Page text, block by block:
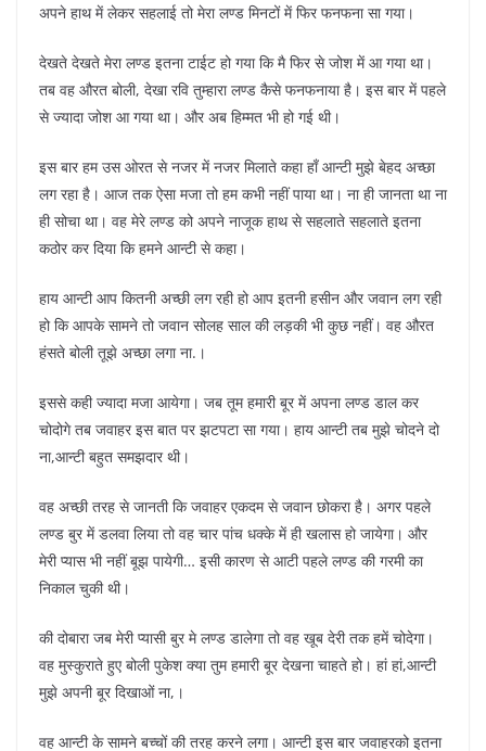
अपने हाथ में लेकर सहलाई तो मेरा लण्ड मिनटों में फिर फनफना सा गया।
देखते देखते मेरा लण्ड इतना टाईट हो गया कि मै फिर से जोश में आ गया था।
तब वह औरत बोली, देखा रवि तुम्हारा लण्ड कैसे फनफनाया है। इस बार में पहले
से ज्यादा जोश आ गया था। और अब हिम्मत भी हो गई थी।
इस बार हम उस ओरत से नजर में नजर मिलाते कहा हाँ आन्टी मुझे बेहद अच्छा
लग रहा है। आज तक ऐसा मजा तो हम कभी नहीं पाया था। ना ही जानता था ना
ही सोचा था। वह मेरे लण्ड को अपने नाजूक हाथ से सहलाते सहलाते इतना
कठोर कर दिया कि हमने आन्टी से कहा।
हाय आन्टी आप कितनी अच्छी लग रही हो आप इतनी हसीन और जवान लग रही
हो कि आपके सामने तो जवान सोलह साल की लड़की भी कुछ नहीं। वह औरत
हंसते बोली तूझे अच्छा लगा ना.।
इससे कही ज्यादा मजा आयेगा। जब तूम हमारी बूर में अपना लण्ड डाल कर
चोदोगे तब जवाहर इस बात पर झटपटा सा गया। हाय आन्टी तब मुझे चोदने दो
ना,आन्टी बहुत समझदार थी।
वह अच्छी तरह से जानती कि जवाहर एकदम से जवान छोकरा है। अगर पहले
लण्ड बुर में डलवा लिया तो वह चार पांच धक्के में ही खलास हो जायेगा। और
मेरी प्यास भी नहीं बूझ पायेगी… इसी कारण से आटी पहले लण्ड की गरमी का
निकाल चुकी थी।
की दोबारा जब मेरी प्यासी बुर मे लण्ड डालेगा तो वह खूब देरी तक हमें चोदेगा।
वह मुस्कुराते हुए बोली पुकेश क्या तुम हमारी बूर देखना चाहते हो। हां हां,आन्टी
मुझे अपनी बूर दिखाओं ना,।
वह आन्टी के सामने बच्चों की तरह करने लगा। आन्टी इस बार जवाहरको इतना